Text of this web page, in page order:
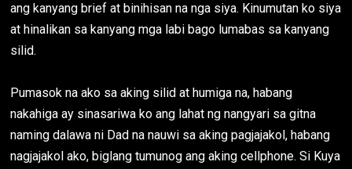
ang kanyang brief at binihisan na nga siya. Kinumutan ko siya
at hinalikan sa kanyang mga labi bago lumabas sa kanyang
silid.
Pumasok na ako sa aking silid at humiga na, habang
nakahiga ay sinasariwa ko ang lahat ng nangyari sa gitna
naming dalawa ni Dad na nauwi sa aking pagjajakol, habang
nagjajakol ako, biglang tumunog ang aking cellphone. Si Kuya